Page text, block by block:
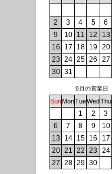
2
3 4 5 6
9
10 11 12 13
16
17 18 19 20
23 24 25 26 27
30 31
9月の営業日
SunMonTueWedThu
1 2 3
6
7 8 9 10
13
14 15 16 17
20 21 22 23 24
27 28 29 30